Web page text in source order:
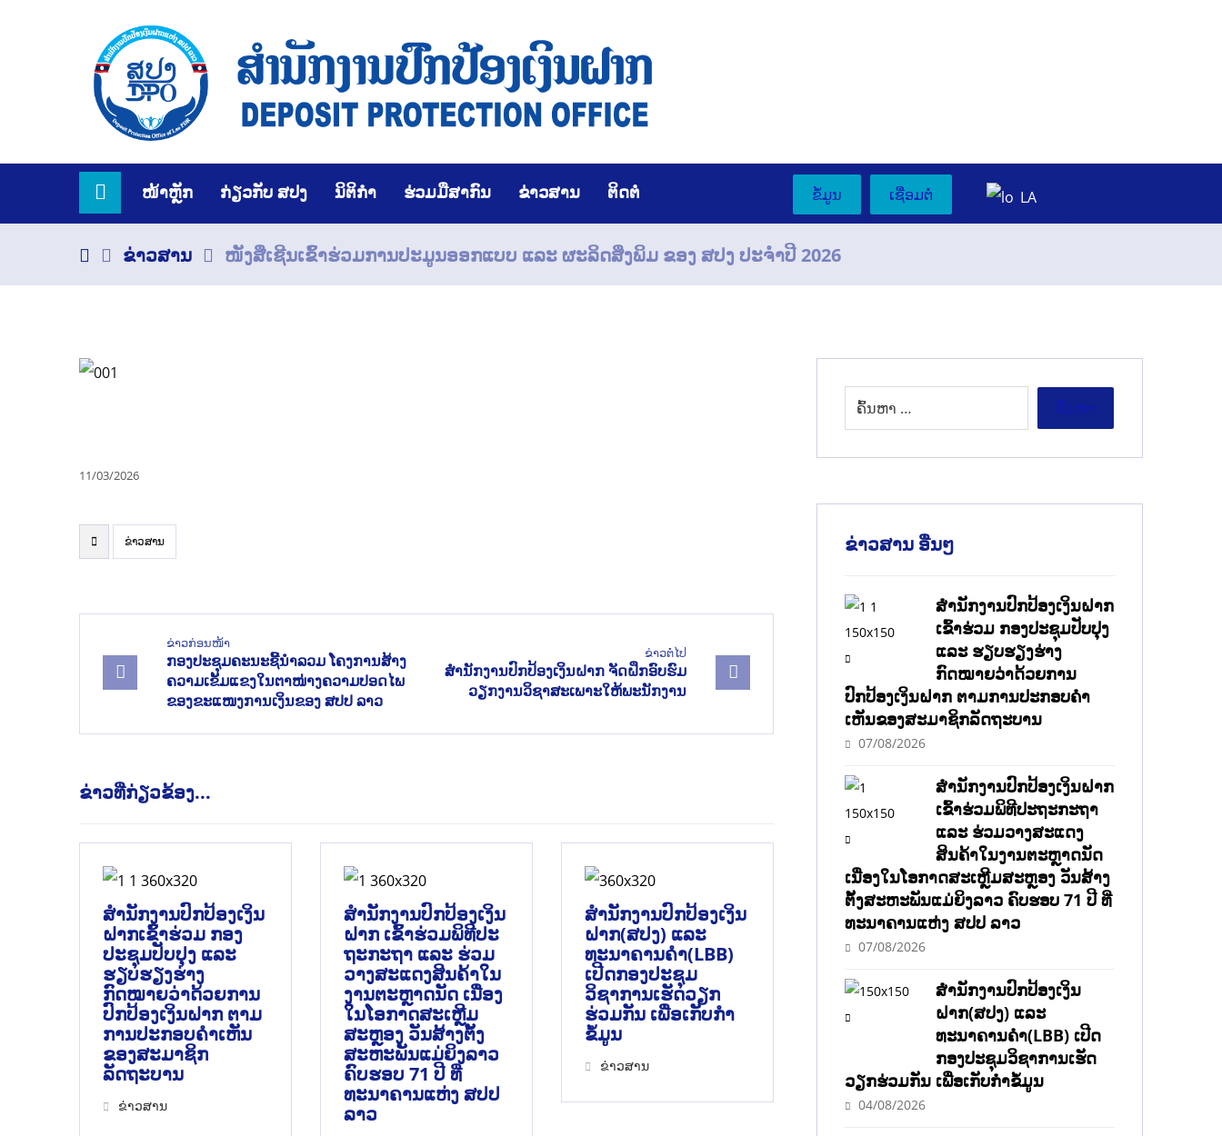
ໜ້າຫຼັກ ກ່ຽວກັບ ສປງ ນິຕິກຳ ຮ່ວມມືສາກົນ ຂ່າວສານ ຕິດຕໍ່ LA
ເຊື່ອມຕໍ່
ຂໍ້ມູນ
ຂ່າວສານ ໜັງສືເຊີນເຂົ້າຮ່ວມການປະມູນອອກແບບ ແລະ ຜະລິດສິ່ງພິມ ຂອງ ສປງ ປະຈຳປີ 2026
11/03/2026
ຂ່າວສານ
ຂ່າວກ່ອນໜ້າ
ກອງປະຊຸມຄະນະຊີ້ນຳລວມ ໂຄງການສ້າງ
ຄວາມເຂັ້ມແຂງໃນຕາໜ່າງຄວາມປອດໄພ
ຂອງຂະແໜງການເງິນຂອງ ສປປ ລາວ
ຂ່າວຕໍ່ໄປ
ສໍານັກງານປົກປ້ອງເງິນຝາກ ຈັດຝຶກອົບຮົມ
ວຽກງານວິຊາສະເພາະໃຫ້ພະນັກງານ
ຂ່າວທີ່ກ່ຽວຂ້ອງ...
ສໍານັກງານປົກປ້ອງເງິນ
ຝາກເຂົ້າຮ່ວມ ກອງ
ປະຊຸມປັບປຸງ ແລະ
ຮຽບຮຽງຮ່າງ
ກົດໝາຍວ່າດ້ວຍການ
ປົກປ້ອງເງິນຝາກ ຕາມ
ການປະກອບຄຳເຫັນ
ຂອງສະມາຊິກ
ລັດຖະບານ
ຂ່າວສານ
ສຳນັກງານປົກປ້ອງເງິນ
ຝາກ ເຂົ້າຮ່ວມພິທີປະ
ຖະກະຖາ ແລະ ຮ່ວມ
ວາງສະແດງສິນຄ້າໃນ
ງານຕະຫຼາດນັດ ເນື່ອງ
ໃນໂອກາດສະເຫຼີມ
ສະຫຼອງ ວັນສ້າງຕັ້ງ
ສະຫະພັນແມ່ຍິງລາວ
ຄົບຮອບ 71 ປີ ທີ່
ທະນາຄານແຫ່ງ ສປປ
ລາວ
ສຳນັກງານປົກປ້ອງເງິນ
ຝາກ(ສປງ) ແລະ
ທະນາຄານຄຳ(LBB)
ເປີດກອງປະຊຸມ
ວິຊາການເຮັດວຽກ
ຮ່ວມກັນ ເພື່ອເກັບກຳ
ຂໍ້ມູນ
ຂ່າວສານ
ຂ່າວສານ ອື່ນໆ
ສໍານັກງານປົກປ້ອງເງິນຝາກ
ເຂົ້າຮ່ວມ ກອງປະຊຸມປັບປຸງ
ແລະ ຮຽບຮຽງຮ່າງ
ກົດໝາຍວ່າດ້ວຍການ
ປົກປ້ອງເງິນຝາກ ຕາມການປະກອບຄຳ
ເຫັນຂອງສະມາຊິກລັດຖະບານ
07/08/2026
ສຳນັກງານປົກປ້ອງເງິນຝາກ
ເຂົ້າຮ່ວມພິທີປະຖະກະຖາ
ແລະ ຮ່ວມວາງສະແດງ
ສິນຄ້າໃນງານຕະຫຼາດນັດ
ເນື່ອງໃນໂອກາດສະເຫຼີມສະຫຼອງ ວັນສ້າງ
ຕັ້ງສະຫະພັນແມ່ຍິງລາວ ຄົບຮອບ 71 ປີ ທີ່
ທະນາຄານແຫ່ງ ສປປ ລາວ
07/08/2026
ສຳນັກງານປົກປ້ອງເງິນ
ຝາກ(ສປງ) ແລະ
ທະນາຄານຄຳ(LBB) ເປີດ
ກອງປະຊຸມວິຊາການເຮັດ
ວຽກຮ່ວມກັນ ເພື່ອເກັບກຳຂໍ້ມູນ
04/08/2026